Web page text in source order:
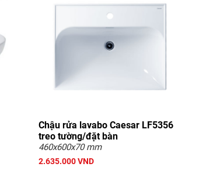
Chậu rửa lavabo Caesar LF5356
treo tường/đặt bàn
460x600x70 mm
2.635.000 VND